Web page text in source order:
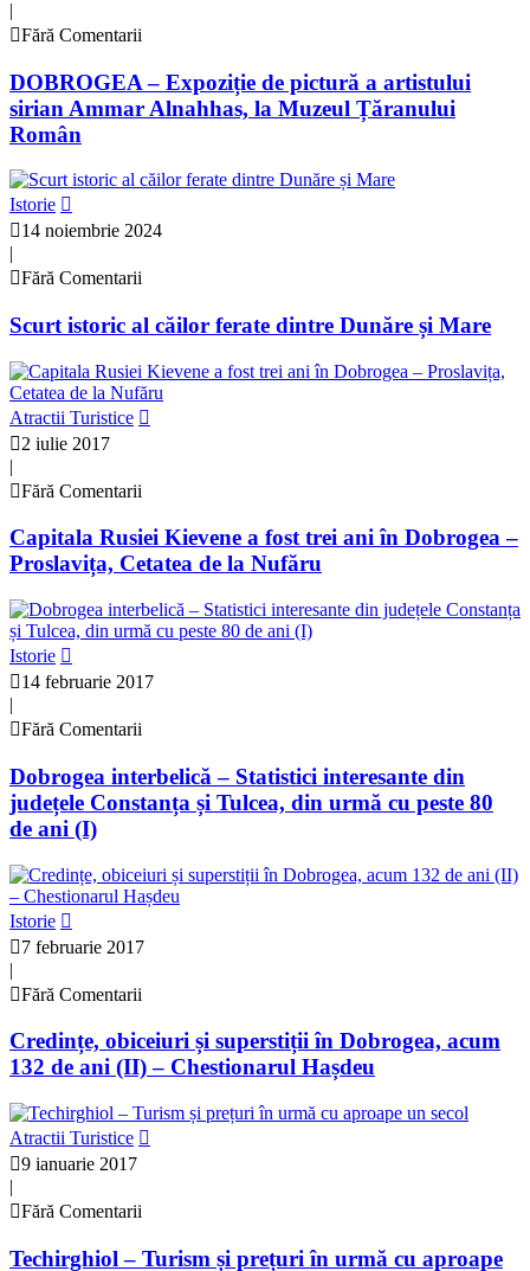
|
Fără Comentarii
DOBROGEA – Expoziție de pictură a artistului
sirian Ammar Alnahhas, la Muzeul Țăranului
Român
Istorie
14 noiembrie 2024
|
Fără Comentarii
Scurt istoric al căilor ferate dintre Dunăre și Mare
Atractii Turistice
2 iulie 2017
|
Fără Comentarii
Capitala Rusiei Kievene a fost trei ani în Dobrogea –
Proslavița, Cetatea de la Nufăru
Istorie
14 februarie 2017
|
Fără Comentarii
Dobrogea interbelică – Statistici interesante din
județele Constanța și Tulcea, din urmă cu peste 80
de ani (I)
Istorie
7 februarie 2017
|
Fără Comentarii
Credințe, obiceiuri și superstiții în Dobrogea, acum
132 de ani (II) – Chestionarul Hașdeu
Atractii Turistice
9 ianuarie 2017
|
Fără Comentarii
Techirghiol – Turism și prețuri în urmă cu aproape